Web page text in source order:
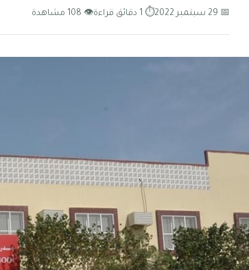
📅 29 سبتمبر 2022 ⏱ 1 دقائق قراءة 👁 108 مشاهدة